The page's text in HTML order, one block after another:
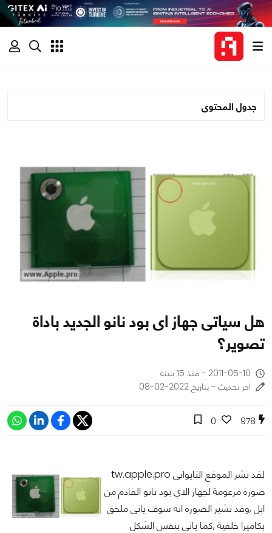
جدول المحتوى
هل سياتى جهاز اى بود نانو الجديد باداة
تصوير؟
2011-05-10 - منذ 15 سنة
اخر تحديث - بتاريخ 2022-02-08
978
0
لقد نشر الموقع التايوانى tw.apple.pro
صورة مزعومة لجهاز الاي بود نانو القادم من
ابل ,وقد تشير الصورة انه سوف ياتى ملحق
بكاميرا خلفية ,كما ياتى بنفس الشكل